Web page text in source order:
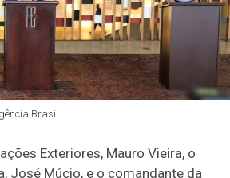
Brasil
Exteriores, Mauro Vieira, o
José Múcio, e o comandante da